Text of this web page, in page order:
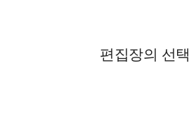
편집장의 선택